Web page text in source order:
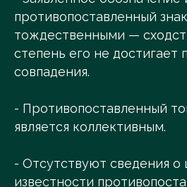
противопоставленный
тождественными —
степень его не достигает
совпадения.
- Противопоставленный
является коллективным.
- Отсутствуют сведения о
известности